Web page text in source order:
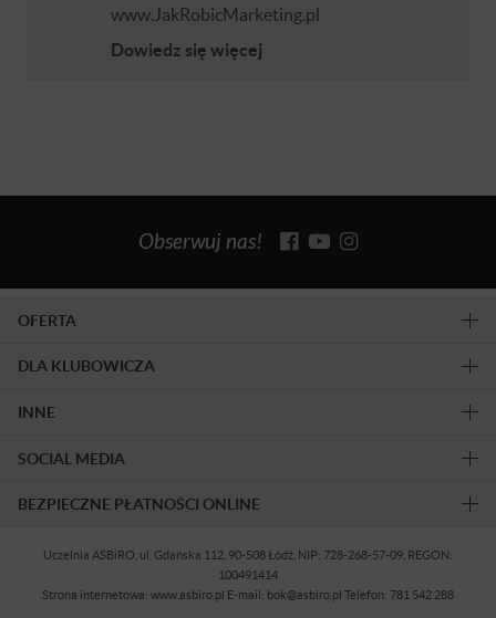
www.JakRobicMarketing.pl
Dowiedz się więcej
Obserwuj nas!
OFERTA
DLA KLUBOWICZA
INNE
SOCIAL MEDIA
BEZPIECZNE PŁATNOŚCI ONLINE
Uczelnia ASBiRO, ul. Gdańska 112, 90-508 Łódź, NIP: 728-268-57-09, REGON:
100491414
Strona internetowa: www.asbiro.pl E-mail: bok@asbiro.pl Telefon: 781 542 288